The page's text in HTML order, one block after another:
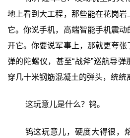
地上看到大工程，那些能在花岗
它。你说手机，高端智能手机震
开它。你要说军事上，那就更夸
弹的陀螺仪，甚至“战斧”巡航导
穿几十米钢筋混凝土的弹头，统统
这玩意儿是什么？钨。
钨这玩意儿，硬度大得很，